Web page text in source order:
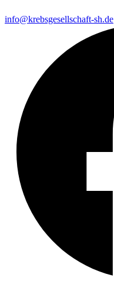
info@krebsgesellschaft-sh.de